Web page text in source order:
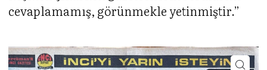
cevaplamamış, görünmekle yetinmiştir.”